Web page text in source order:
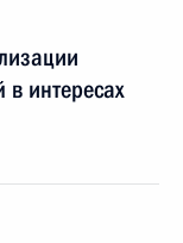
в интересах